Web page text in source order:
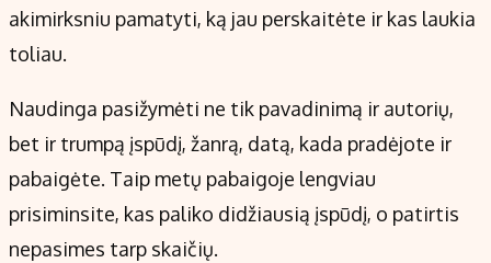
akimirksniu pamatyti, ką jau perskaitėte ir kas laukia
toliau.
Naudinga pasižymėti ne tik pavadinimą ir autorių,
bet ir trumpą įspūdį, žanrą, datą, kada pradėjote ir
pabaigėte. Taip metų pabaigoje lengviau
prisiminsite, kas paliko didžiausią įspūdį, o patirtis
nepasimes tarp skaičių.